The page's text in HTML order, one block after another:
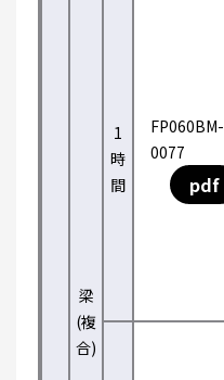
梁
(複
合)
1
時
間
FP060BM-
0077
pdf